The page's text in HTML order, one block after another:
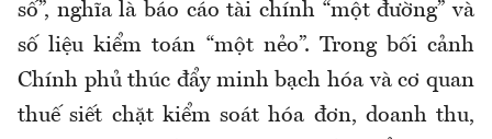
số”, nghĩa là báo cáo tài chính “một đường” và
số liệu kiểm toán “một nẻo”. Trong bối cảnh
Chính phủ thúc đẩy minh bạch hóa và cơ quan
thuế siết chặt kiểm soát hóa đơn, doanh thu,